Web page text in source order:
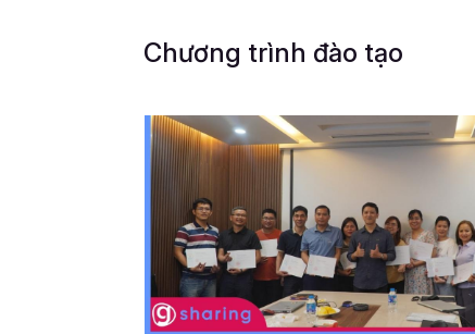
Chương trình đào tạo